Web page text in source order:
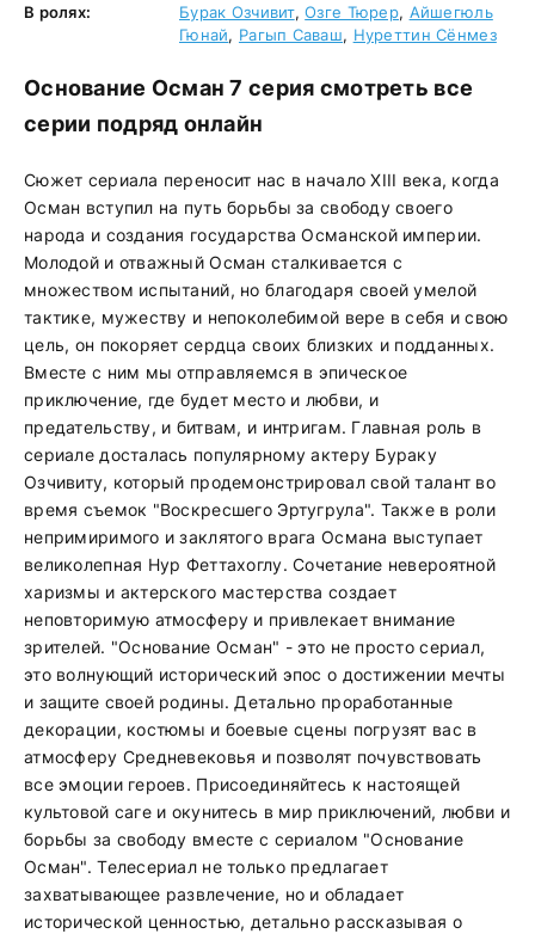
В ролях:
Бурак Озчивит,Озге Тюрер, Айшегюль
Гюнай, Рагып Саваш, Нуреттин Сёнмез
Основание Осман 7 серия смотреть все
серии подряд онлайн
Сюжет сериала переносит нас в начало XIII века, когда
Осман вступил на путь борьбы за свободу своего
народа и создания государства Османской империи.
Молодой и отважный Осман сталкивается с
множеством испытаний, но благодаря своей умелой
тактике, мужеству и непоколебимой вере в себя и свою
цель, он покоряет сердца своих близких и подданных.
Вместе с ним мы отправляемся в эпическое
приключение, где будет место и любви, и
предательству, и битвам, и интригам. Главная роль в
сериале досталась популярному актеру Бураку
Озчивиту, который продемонстрировал свой талант во
время съемок "Воскресшего Эртугрула". Также в роли
непримиримого и заклятого врага Османа выступает
великолепная Нур Феттахоглу. Сочетание невероятной
харизмы и актерского мастерства создает
неповторимую атмосферу и привлекает внимание
зрителей. "Основание Осман" - это не просто сериал,
это волнующий исторический эпос о достижении мечты
и защите своей родины. Детально проработанные
декорации, костюмы и боевые сцены погрузят вас в
атмосферу Средневековья и позволят почувствовать
все эмоции героев. Присоединяйтесь к настоящей
культовой саге и окунитесь в мир приключений, любви и
борьбы за свободу вместе с сериалом "Основание
Осман". Телесериал не только предлагает
захватывающее развлечение, но и обладает
исторической ценностью, детально рассказывая о